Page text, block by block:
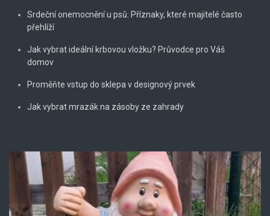
Srdeční onemocnění u psů: Příznaky, které majitelé často
přehlíží
Jak vybrat ideální krbovou vložku? Průvodce pro Váš
domov
Proměňte vstup do sklepa v designový prvek
Jak vybrat mrazák na zásoby ze zahrady